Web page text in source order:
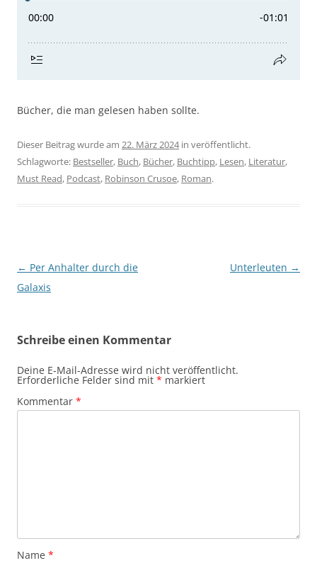
Bücher, die man gelesen haben sollte.
Dieser Beitrag wurde am 22. März 2024in veröffentlicht.
Schlagworte: Bestseller, Buch, Bücher, Buchtipp, Lesen, Literatur,
Must Read, Podcast, Robinson Crusoe, Roman.
Beitragsnavigation
← Per Anhalter durch die
Galaxis
Unterleuten →
Schreibe einen Kommentar
Deine E-Mail-Adresse wird nicht veröffentlicht.
Erforderliche Felder sind mit * markiert
Kommentar *
Name *